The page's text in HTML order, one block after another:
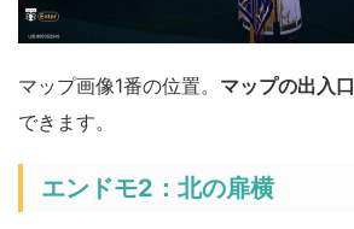
マップ画像1番の位置。 マップの出入口
できます。
エンドモ2：北の扉横